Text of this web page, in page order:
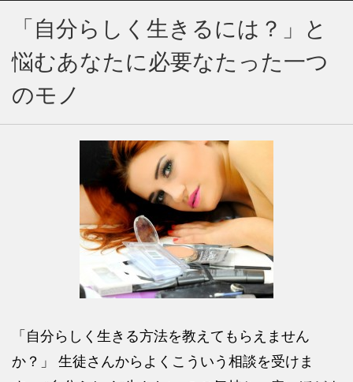
「自分らしく生きるには？」と
悩むあなたに必要なたった一つ
のモノ
「自分らしく生きる方法を教えてもらえません
か？」 生徒さんからよくこういう相談を受けま